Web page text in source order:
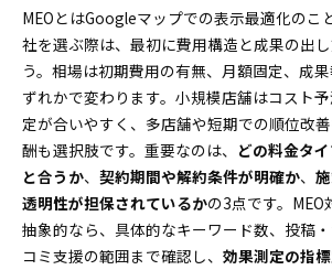
投稿・口コミ・返信代行もMEO
ではの施策範囲
目的別にマッチするMEO対策優良企
来店率アップに強いタイプがぴ
順位特化型・ツール中心型の企
MEO対策会社を比較するときに本当
比較項目に優先順位をつけて最
自社運用か外注か？MEO対策優良企
識
MEOとはGoogleマップでの表示最適化のこ
社を選ぶ際は、最初に費用構造と成果の出
う。相場は初期費用の有無、月額固定、成
ずれかで変わります。小規模店舗はコスト
定が合いやすく、多店舗や短期での順位改
酬も選択肢です。重要なのは、 どの料金タ
と合うか、 契約期間や解約条件が明確か、
透明性が担保されているかの3点です。
抽象的なら、具体的なキーワード数、投稿
コミ支援の範囲まで確認し、 効果測定の指